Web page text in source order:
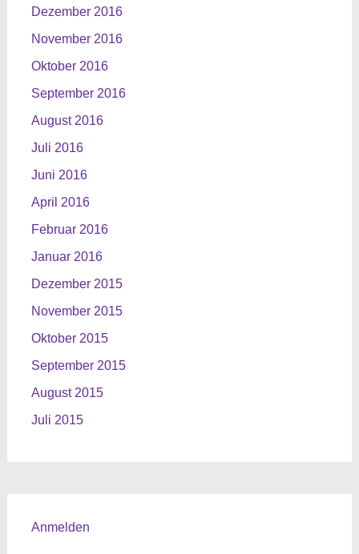
Dezember 2016
November 2016
Oktober 2016
September 2016
August 2016
Juli 2016
Juni 2016
April 2016
Februar 2016
Januar 2016
Dezember 2015
November 2015
Oktober 2015
September 2015
August 2015
Juli 2015
Anmelden